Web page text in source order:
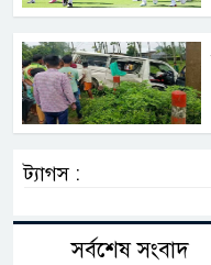
ট্যাগস :
সর্বশেষ সংবাদ